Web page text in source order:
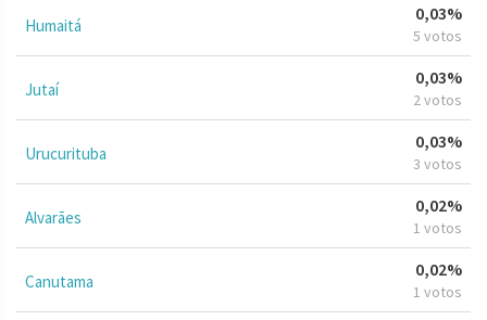
Humaitá
0,03%
5 votos
Jutaí
0,03%
2 votos
Urucurituba
0,03%
3 votos
Alvarães
0,02%
1 votos
Canutama
0,02%
1 votos